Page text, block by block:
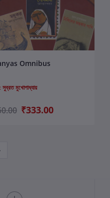
কার্টে যোগ করুন
Omnibus
সুব্রত মুখোপাধ্যায়
₹333.00